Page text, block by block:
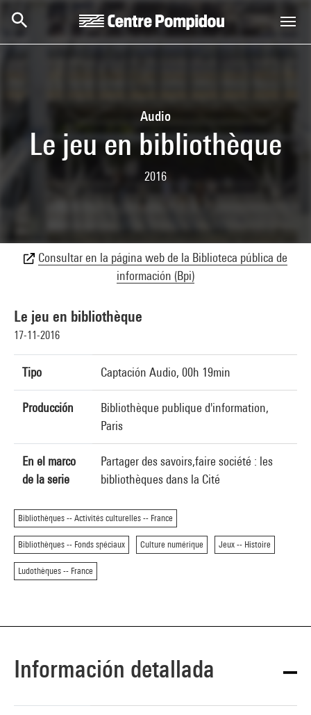
Audio
Le jeu en bibliothèque
2016
Consultar en la página web de la Biblioteca pública de
información (Bpi)
Le jeu en bibliothèque
17-11-2016
Tipo Captación Audio, 00h 19min
Producción
Bibliothèque publique d'information,
Paris
En el marco
de la serie
Partager des savoirs,faire société : les
bibliothèques dans la Cité
Bibliothèques -- Activités culturelles -- France
Bibliothèques -- Fonds spéciaux Culture numérique Jeux -- Histoire
Ludothèques -- France
Información detallada